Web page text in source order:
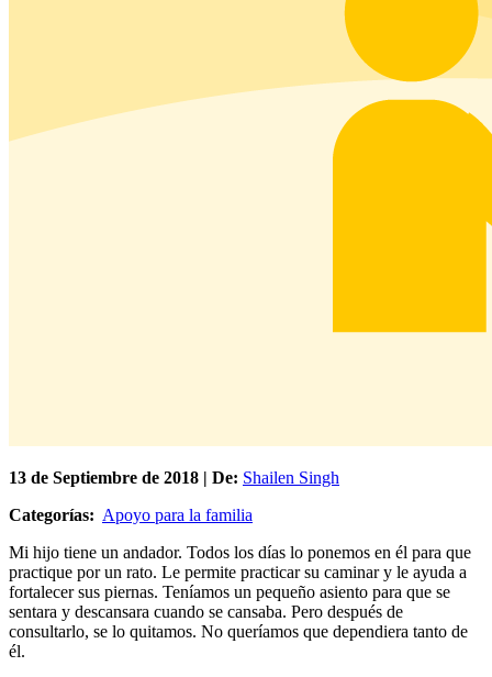
13 de Septiembre de 2018 | De: Shailen Singh
Categorías: Apoyo para la familia
Mi hijo tiene un andador. Todos los días lo ponemos en él para que
practique por un rato. Le permite practicar su caminar y le ayuda a
fortalecer sus piernas. Teníamos un pequeño asiento para que se
sentara y descansara cuando se cansaba. Pero después de
consultarlo, se lo quitamos. No queríamos que dependiera tanto de
él.